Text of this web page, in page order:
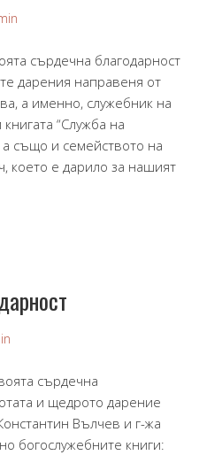
сърдечна благодарност
дарения направеня от
а именно, служебник на
“Служба на
а също и семейството на
което е дарило за нашият
сърдечна
и щедрото дарение
Вълчев и г-жа
богослужебните книги: